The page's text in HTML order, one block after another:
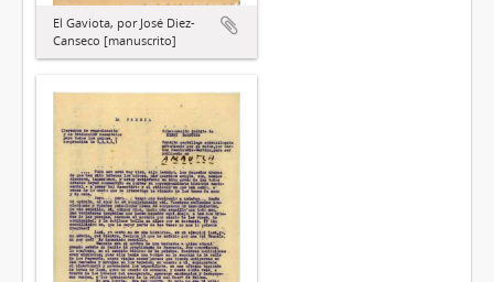
El Gaviota, por José Diez-
Canseco [manuscrito]